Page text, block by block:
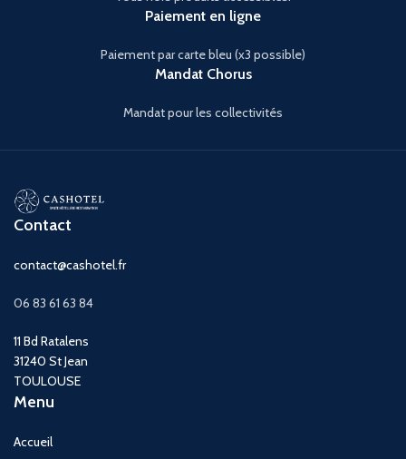
Paiement en ligne
Paiement par carte bleu (x3 possible)
Mandat Chorus
Mandat pour les collectivités
Contact
contact@cashotel.fr
06 83 61 63 84
11 Bd Ratalens
31240 St Jean
TOULOUSE
Menu
Accueil